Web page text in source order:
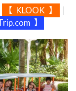
【 KLOOK 】
】